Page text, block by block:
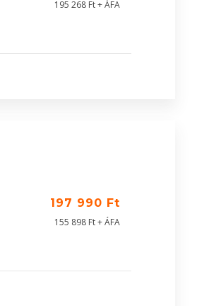
195 268 Ft + ÁFA
197 990 Ft
155 898 Ft + ÁFA